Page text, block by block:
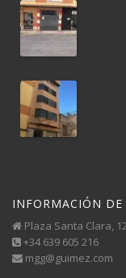
INFORMACIÓN DE
Plaza Santa Clara,
+34 639 605 216
mgg@guimez.com